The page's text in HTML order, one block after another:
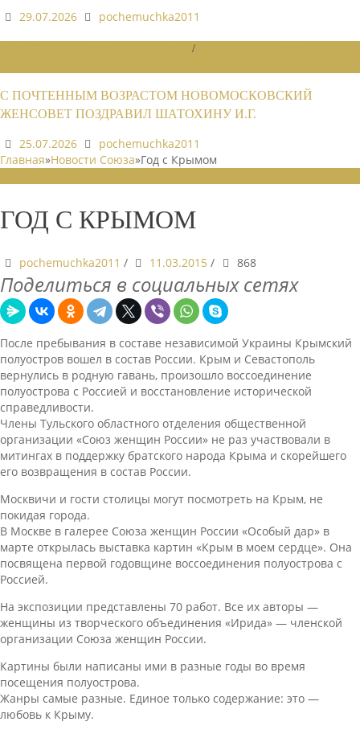
29.07.2026 pochemuchka2011
/
С ПОЧТЕННЫМ ВОЗРАСТОМ НОВОМОСКОВСКИЙ
ЖЕНСОВЕТ ПОЗДРАВИЛ ШАТОХИНУ И.Г.
25.07.2026
pochemuchka2011
Главная»Новости Союза»Год с Крымом
ГОД С КРЫМОМ
pochemuchka2011 / 11.03.2015 / 868
Поделиться в социальных сетях
После пребывания в составе независимой Украины Крымский
полуостров вошел в состав России. Крым и Севастополь
вернулись в родную гавань, произошло воссоединение
полуострова с Россией и восстановление исторической
справедливости.
Члены Тульского областного отделения общественной
организации «Союз женщин России» не раз участвовали в
митингах в поддержку братского народа Крыма и скорейшего
его возвращения в состав России.
Москвичи и гости столицы могут посмотреть на Крым, не
покидая города.
В Москве в галерее Союза женщин России «Особый дар» в
марте открылась выставка картин «Крым в моем сердце». Она
посвящена первой годовщине воссоединения полуострова с
Россией.
На экспозиции представлены 70 работ. Все их авторы —
женщины из творческого объединения «Ирида» — членской
организации Союза женщин России.
Картины были написаны ими в разные годы во время
посещения полуострова.
Жанры самые разные. Единое только содержание: это —
любовь к Крыму.